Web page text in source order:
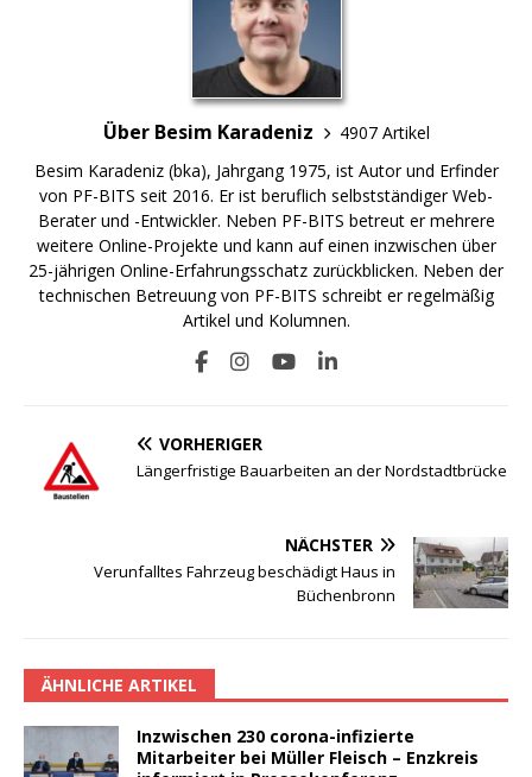
Über Besim Karadeniz
4907 Artikel
Besim Karadeniz (bka), Jahrgang 1975, ist Autor und Erfinder
von PF-BITS seit 2016. Er ist beruflich selbstständiger Web-
Berater und -Entwickler. Neben PF-BITS betreut er mehrere
weitere Online-Projekte und kann auf einen inzwischen über
25-jährigen Online-Erfahrungsschatz zurückblicken. Neben der
technischen Betreuung von PF-BITS schreibt er regelmäßig
Artikel und Kolumnen.
VORHERIGER
Längerfristige Bauarbeiten an der Nordstadtbrücke
NÄCHSTER
Verunfalltes Fahrzeug beschädigt Haus in
Büchenbronn
ÄHNLICHE ARTIKEL
Inzwischen 230 corona-infizierte
Mitarbeiter bei Müller Fleisch – Enzkreis